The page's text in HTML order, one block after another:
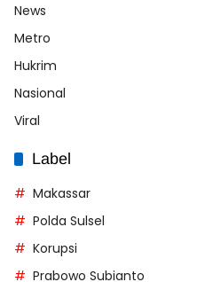
News
Metro
Hukrim
Nasional
Viral
Label
Makassar
Polda Sulsel
Korupsi
Prabowo Subianto